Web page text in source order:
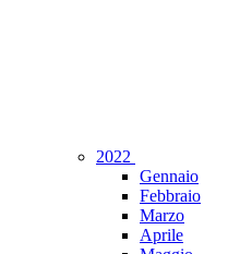
2022
Gennaio
Febbraio
Marzo
Aprile